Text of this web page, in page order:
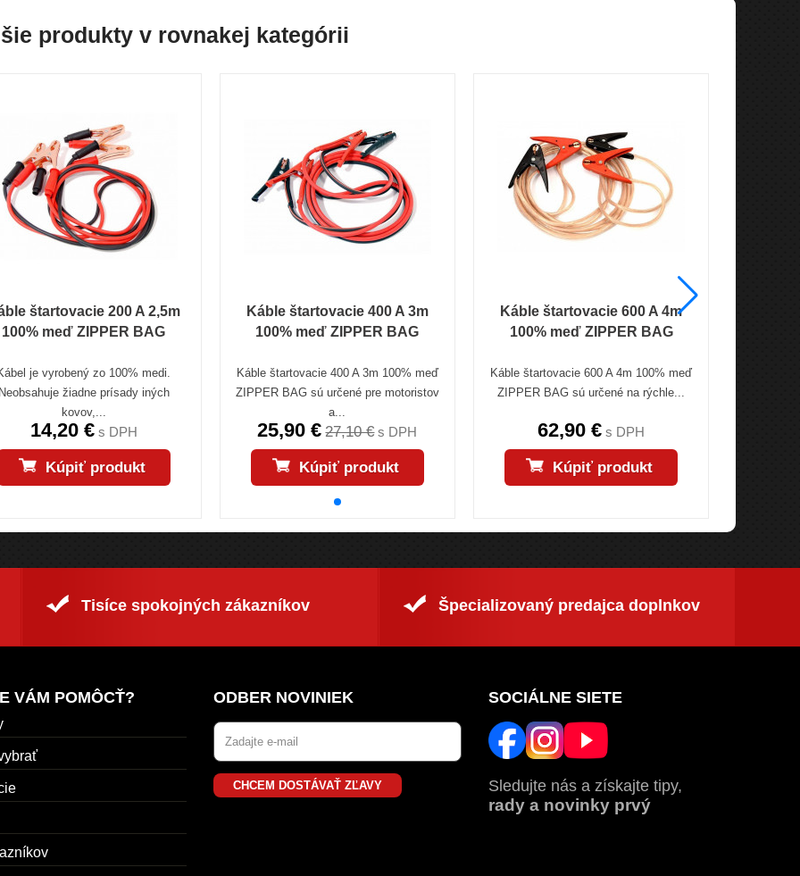
produkty v rovnakej kategórii
štartovacie 200 A 2,5m
100% meď ZIPPER BAG
je vyrobený zo 100% medi.
Neobsahuje žiadne prísady iných
kovov,...
14,20 €s DPH
Kúpiť produkt
Káble štartovacie 400 A 3m
100% meď ZIPPER BAG
Káble štartovacie 400 A 3m 100% meď
ZIPPER BAG sú určené pre motoristov
a...
25,90 € 27,10 €s DPH
Kúpiť produkt
Káble štartovacie 600 A 4m
100% meď ZIPPER BAG
Káble štartovacie 600 A 4m 100% meď
ZIPPER BAG sú určené na rýchle...
62,90 € s DPH
Kúpiť produkt
Tisíce spokojných zákazníkov Špecializovaný predajca doplnkov
VÁM POMÔCŤ? ODBER NOVINIEK
CHCEM DOSTÁVAŤ ZĽAVY
SOCIÁLNE SIETE
Sledujte nás a získajte tipy,
rady a novinky prvý